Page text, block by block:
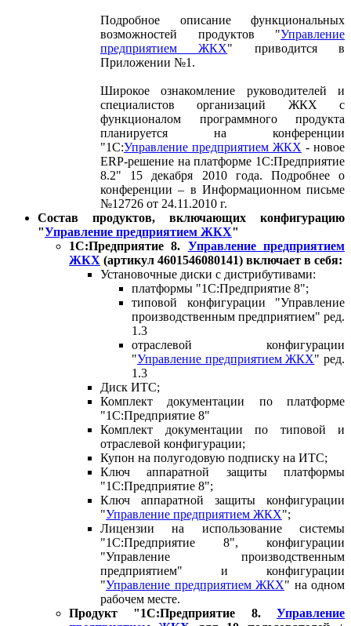
Подробное описание функциональных
возможностей продуктов "Управление
предприятием ЖКХ" приводится в
Приложении №1.
Широкое ознакомление руководителей и
специалистов организаций ЖКХ с
функционалом программного продукта
планируется на конференции
"1С:Управление предприятием ЖКХ - новое
ERP-решение на платформе 1С:Предприятие
8.2" 15 декабря 2010 года. Подробнее о
конференции – в Информационном письме
№12726 от 24.11.2010 г.
Состав продуктов, включающих конфигурацию
"Управление предприятием ЖКХ"
1С:Предприятие 8. Управление предприятием
ЖКХ (артикул 4601546080141) включает в себя:
Установочные диски с дистрибутивами:
платформы "1С:Предприятие 8";
типовой конфигурации "Управление
производственным предприятием" ред.
1.3
отраслевой конфигурации
"Управление предприятием ЖКХ" ред.
1.3
Диск ИТС;
Комплект документации по платформе
"1С:Предприятие 8"
Комплект документации по типовой и
отраслевой конфигурации;
Купон на полугодовую подписку на ИТС;
Ключ аппаратной защиты платформы
"1С:Предприятие 8";
Ключ аппаратной защиты конфигурации
"Управление предприятием ЖКХ";
Лицензии на использование системы
"1С:Предприятие 8", конфигурации
"Управление производственным
предприятием" и конфигурации
"Управление предприятием ЖКХ" на одном
рабочем месте.
Продукт "1С:Предприятие 8. Управление